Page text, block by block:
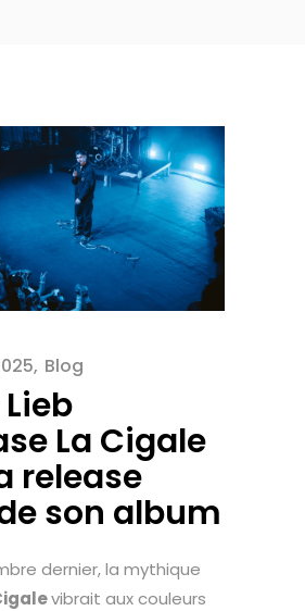
Blog
La Cigale
release
son album
dernier, la mythique
vibrait aux couleurs